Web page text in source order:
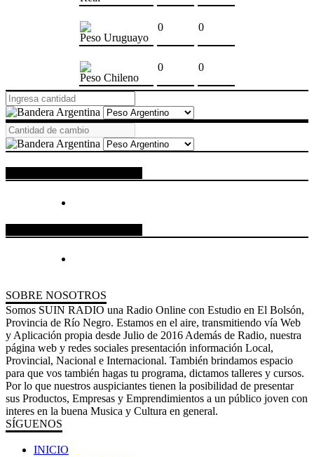
Peso Uruguayo
0 0
Peso Chileno
0 0
SOBRE NOSOTROS
Somos SUIN RADIO una Radio Online con Estudio en El Bolsón,
Provincia de Río Negro. Estamos en el aire, transmitiendo vía Web
y Aplicación propia desde Julio de 2016 Además de Radio, nuestra
página web y redes sociales presentación información Local,
Provincial, Nacional e Internacional. También brindamos espacio
para que vos también hagas tu programa, dictamos talleres y cursos.
Por lo que nuestros auspiciantes tienen la posibilidad de presentar
sus Productos, Empresas y Emprendimientos a un público joven con
interes en la buena Musica y Cultura en general.
SÍGUENOS
INICIO